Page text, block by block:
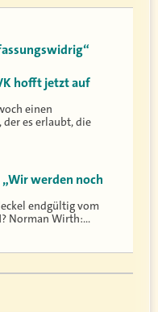
hofft jetzt auf
einen
es erlaubt, die
werden noch
endgültig vom
Norman Wirth:…